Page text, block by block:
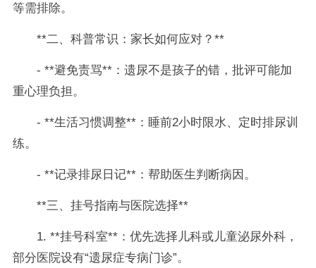
等需排除。
**二、科普常识：家长如何应对？**
- **避免责骂**：遗尿不是孩子的错，批评可能加
重心理负担。
- **生活习惯调整**：睡前2小时限水、定时排尿训
练。
- **记录排尿日记**：帮助医生判断病因。
**三、挂号指南与医院选择**
1. **挂号科室**：优先选择儿科或儿童泌尿外科，
部分医院设有“遗尿症专病门诊”。